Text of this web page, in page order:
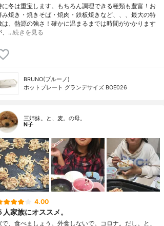
に冬は重宝します。もちろん調理できる種類も豊富！お
み焼き・焼きそば・焼肉・鉄板焼きなど、、、最大の特
は、熱源の強さ！確かに温まるまでは時間がかかります
、…続きを見る
BRUNO(ブルーノ)
ホットプレート グランデサイズ BOE026
三姉妹。と、麦。の母。
N子
4.00
人家族にオススメ。
で、食べましょう。外食しないで。コロナ。だし。と、